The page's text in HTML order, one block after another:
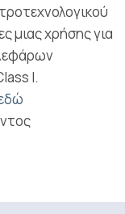
μιας χρήσης για
I.